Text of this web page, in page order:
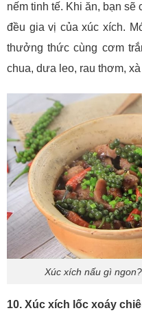
nếm tinh tế. Khi ăn, bạn
đều gia vị của xúc xích.
thưởng thức cùng cơm
chua, dưa leo, rau thơm,
Xúc xích nấu gì
10. Xúc xích lốc xoáy